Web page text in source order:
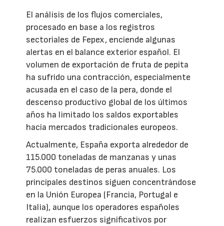
El análisis de los flujos comerciales,
procesado en base a los registros
sectoriales de Fepex, enciende algunas
alertas en el balance exterior español. El
volumen de exportación de fruta de pepita
ha sufrido una contracción, especialmente
acusada en el caso de la pera, donde el
descenso productivo global de los últimos
años ha limitado los saldos exportables
hacia mercados tradicionales europeos.
Actualmente, España exporta alrededor de
115.000 toneladas de manzanas y unas
75.000 toneladas de peras anuales. Los
principales destinos siguen concentrándose
en la Unión Europea (Francia, Portugal e
Italia), aunque los operadores españoles
realizan esfuerzos significativos por